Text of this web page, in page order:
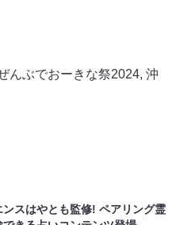
んぶでおーきな祭2024, 沖
ンスはやとも監修! ペアリング霊